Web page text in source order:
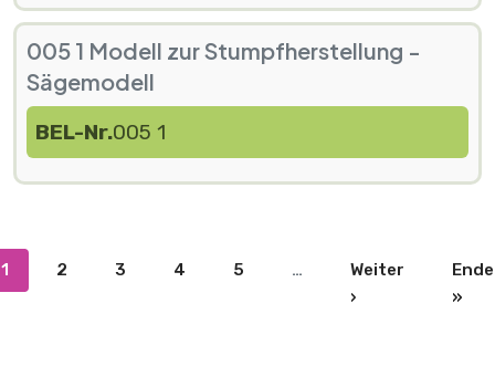
005 1 Modell zur Stumpfherstellung -
Sägemodell
BEL-Nr.005 1
1 2 3 4 5 …
Weiter
›Nächste Seite
Ende
»